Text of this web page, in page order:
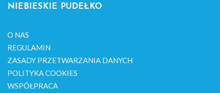
NIEBIESKIE PUDEŁKO
O NAS
REGULAMIN
ZASADY PRZETWARZANIA DANYCH
POLITYKA COOKIES
WSPÓŁPRACA